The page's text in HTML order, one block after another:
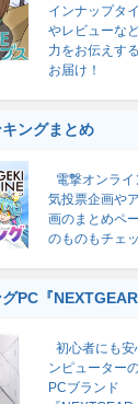
インナップタ
やレビューな
力をお伝えす
お届け！
キングまとめ
電撃オンラ
気投票企画や
画のまとめペ
のものもチェ
PC『NEXTGEAR
初心者にも安
ンピューター
PCブランド